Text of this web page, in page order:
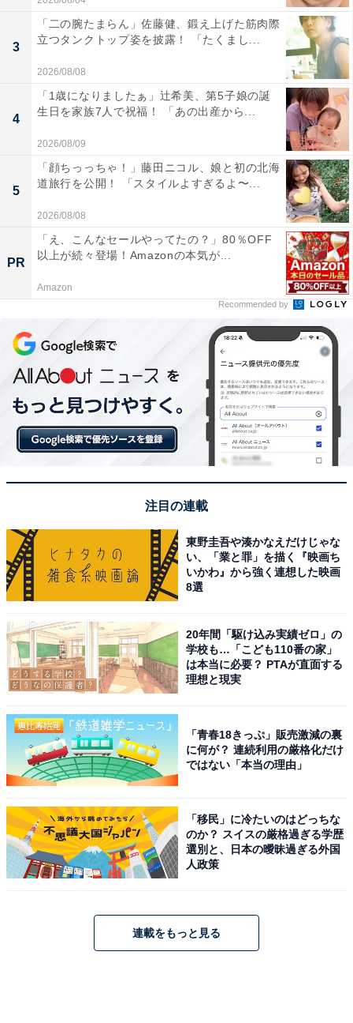
3
「二の腕たまらん」佐藤健、鍛え上げた筋肉際
立つタンクトップ姿を披露！ 「たくまし...
2026/08/08
4
「1歳になりましたぁ」辻希美、第5子娘の誕
生日を家族7人で祝福！ 「あの出産から...
2026/08/09
5
「顔ちっっちゃ！」藤田ニコル、娘と初の北海
道旅行を公開！ 「スタイルよすぎるよ〜...
2026/08/08
PR
「え、こんなセールやってたの？」80％OFF
以上が続々登場！Amazonの本気が...
Amazon
Recommended by
注目の連載
東野圭吾や湊かなえだけじゃな
い、「業と罪」を描く『映画ち
いかわ』から強く連想した映画
8選
20年間「駆け込み実績ゼロ」の
学校も…「こども110番の家」
は本当に必要？ PTAが直面する
理想と現実
「青春18きっぷ」販売激減の裏
に何が？ 連続利用の厳格化だけ
ではない「本当の理由」
「移民」に冷たいのはどっちな
のか？ スイスの厳格過ぎる学歴
選別と、日本の曖昧過ぎる外国
人政策
連載をもっと見る